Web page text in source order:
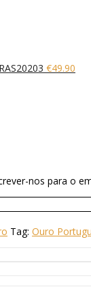
€49.90
nos para o
Tag: Ouro